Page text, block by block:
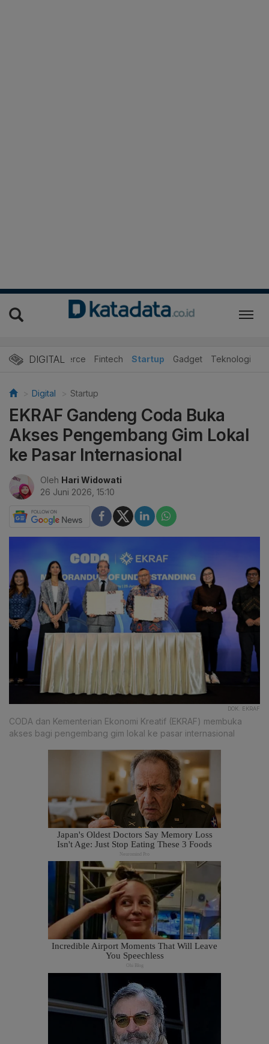
DIGITAL
E-Commerce Fintech Startup Gadget Teknologi
Digital Startup
EKRAF Gandeng Coda Buka
Akses Pengembang Gim Lokal
ke Pasar Internasional
Oleh Hari Widowati
26 Juni 2026, 15:10
DOK. EKRAF
CODA dan Kementerian Ekonomi Kreatif (EKRAF) membuka
akses bagi pengembang gim lokal ke pasar internasional